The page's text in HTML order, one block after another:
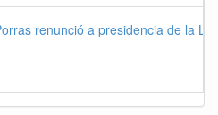
renunció a presidencia de la